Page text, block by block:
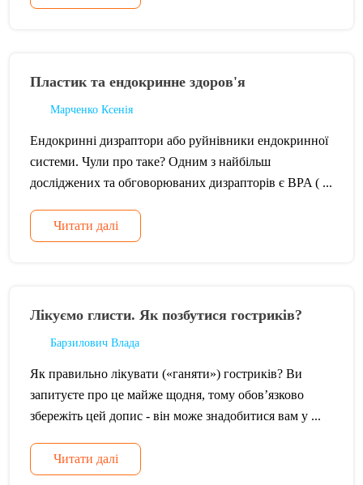
Пластик та ендокринне здоров'я
Марченко Ксенія
Ендокринні дизраптори або руйнівники ендокринної
системи. Чули про таке? Одним з найбільш
досліджених та обговорюваних дизрапторів є BPA ( ...
Читати далі
Лікуємо глисти. Як позбутися гостриків?
Барзилович Влада
Як правильно лікувати («ганяти») гостриків? Ви
запитуєте про це майже щодня, тому обов’язково
збережіть цей допис - він може знадобитися вам у ...
Читати далі